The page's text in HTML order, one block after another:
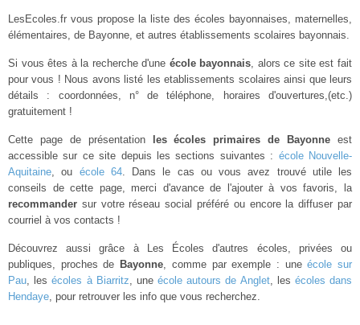
LesEcoles.fr vous propose la liste des écoles bayonnaises, maternelles,
élémentaires, de Bayonne, et autres établissements scolaires bayonnais.
Si vous êtes à la recherche d'une école bayonnais, alors ce site est fait
pour vous ! Nous avons listé les etablissements scolaires ainsi que leurs
détails : coordonnées, n° de téléphone, horaires d'ouvertures,(etc.)
gratuitement !
Cette page de présentation les écoles primaires de Bayonne est
accessible sur ce site depuis les sections suivantes : école Nouvelle-
Aquitaine, ou école 64. Dans le cas ou vous avez trouvé utile les
conseils de cette page, merci d'avance de l'ajouter à vos favoris, la
recommander sur votre réseau social préféré ou encore la diffuser par
courriel à vos contacts !
Découvrez aussi grâce à Les Écoles d'autres écoles, privées ou
publiques, proches de Bayonne, comme par exemple : uneécole sur
Pau, lesécoles à Biarritz, uneécole autours de Anglet, les écoles dans
Hendaye, pour retrouver les info que vous recherchez.